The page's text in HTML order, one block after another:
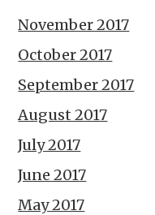
November 2017
October 2017
September 2017
August 2017
July 2017
June 2017
May 2017